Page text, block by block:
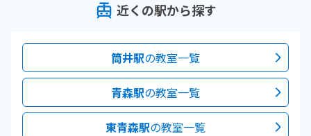
近くの駅から探す
筒井駅の教室一覧
青森駅の教室一覧
東青森駅の教室一覧